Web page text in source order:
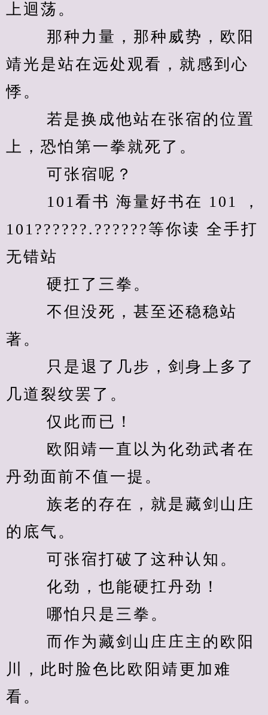
上迴荡。
那种力量，那种威势，欧阳
靖光是站在远处观看，就感到心
悸。
若是换成他站在张宿的位置
上，恐怕第一拳就死了。
可张宿呢？
101看书 海量好书在 101 ，
101??????.??????等你读 全手打
无错站
硬扛了三拳。
不但没死，甚至还稳稳站
著。
只是退了几步，剑身上多了
几道裂纹罢了。
仅此而已！
欧阳靖一直以为化劲武者在
丹劲面前不值一提。
族老的存在，就是藏剑山庄
的底气。
可张宿打破了这种认知。
化劲，也能硬扛丹劲！
哪怕只是三拳。
而作为藏剑山庄庄主的欧阳
川，此时脸色比欧阳靖更加难
看。